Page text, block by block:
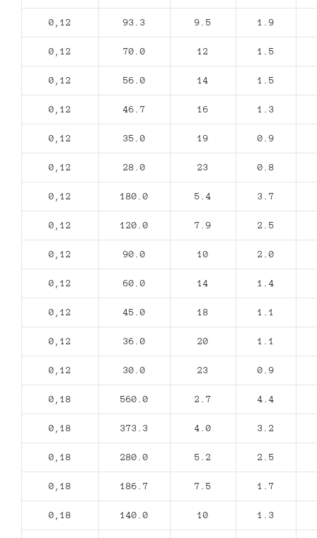
0,12 93.3 9.5 1.9
0,12 70.0 12 1.5
0,12 56.0 14 1.5
0,12 46.7 16 1.3
0,12 35.0 19 0.9
0,12 28.0 23 0.8
0,12 180.0 5.4 3.7
0,12 120.0 7.9 2.5
0,12 90.0 10 2.0
0,12 60.0 14 1.4
0,12 45.0 18 1.1
0,12 36.0 20 1.1
0,12 30.0 23 0.9
0,18 560.0 2.7 4.4
0,18 373.3 4.0 3.2
0,18 280.0 5.2 2.5
0,18 186.7 7.5 1.7
0,18 140.0 10 1.3